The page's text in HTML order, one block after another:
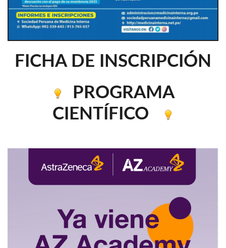
FICHA DE INSCRIPCIÓN
PROGRAMA
CIENTÍFICO